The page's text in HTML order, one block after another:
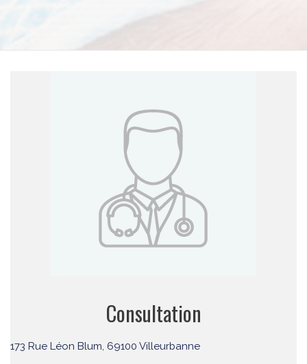
Consultation
173 Rue Léon Blum, 69100 Villeurbanne